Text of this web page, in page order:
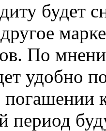
будет
По
удобно
период